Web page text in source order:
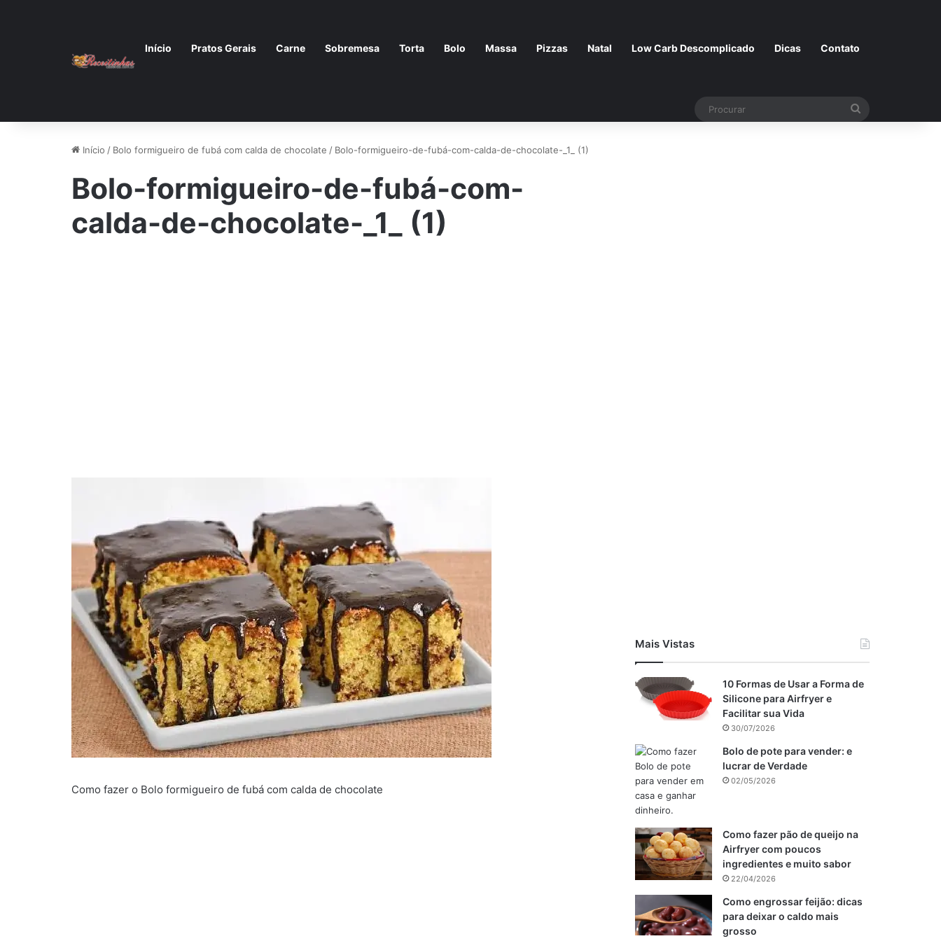
Início Pratos Gerais Carne Sobremesa Torta Bolo Massa Pizzas Natal Low Carb Descomplicado Dicas Contato
Início / Bolo formigueiro de fubá com calda de chocolate / Bolo-formigueiro-de-fubá-com-calda-de-chocolate-_1_ (1)
Bolo-formigueiro-de-fubá-com-
calda-de-chocolate-_1_ (1)
Como fazer o Bolo formigueiro de fubá com calda de chocolate
Mais Vistas
10 Formas de Usar a Forma de
Silicone para Airfryer e
Facilitar sua Vida
30/07/2026
Bolo de pote para vender: e
lucrar de Verdade
02/05/2026
Como fazer pão de queijo na
Airfryer com poucos
ingredientes e muito sabor
22/04/2026
Como engrossar feijão: dicas
para deixar o caldo mais
grosso